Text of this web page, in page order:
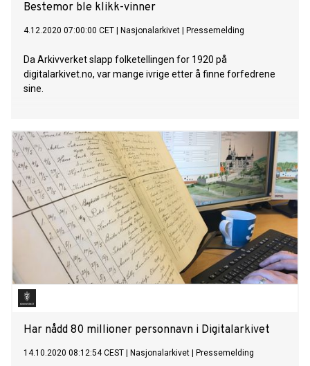
Bestemor ble klikk-vinner
4.12.2020 07:00:00 CET Nasjonalarkivet Pressemelding
Da Arkivverket slapp folketellingen for 1920 på
digitalarkivet.no, var mange ivrige etter å finne forfedrene
sine.
Har nådd 80 millioner personnavn i Digitalarkivet
14.10.2020 08:12:54 CEST Nasjonalarkivet Pressemelding